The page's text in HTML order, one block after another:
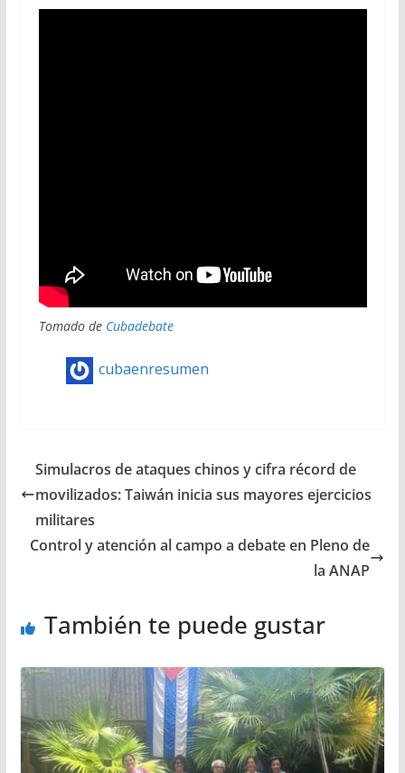
Tomado de Cubadebate
cubaenresumen
Simulacros de ataques chinos y cifra récord de
movilizados: Taiwán inicia sus mayores ejercicios
militares
Control y atención al campo a debate en Pleno de
la ANAP
También te puede gustar